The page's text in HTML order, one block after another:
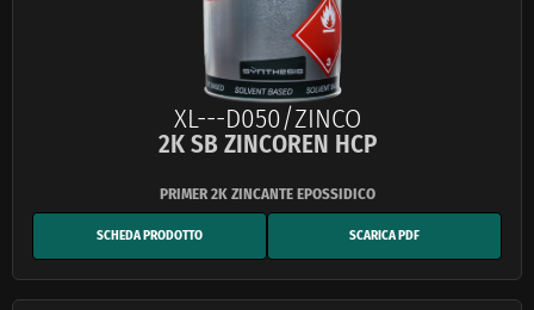
XL---D050/ZINCO
2K SB ZINCOREN HCP
SCHEDA PRODOTTO SCARICA PDF